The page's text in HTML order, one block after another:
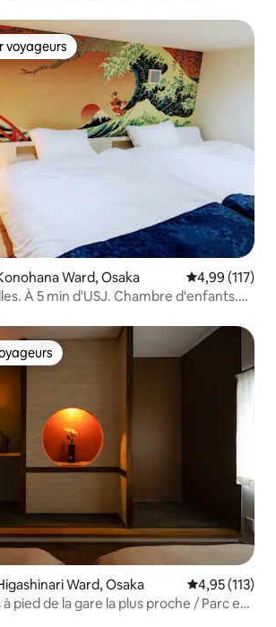
les plus appréciés
voyageurs
Ward, Osaka Évaluation
4,99 (117)
À 5 min d'USJ. Chambre d'enfants.
Ward, Osaka Évaluation
4,95 (113)
pied de la gare la plus proche / Parc et